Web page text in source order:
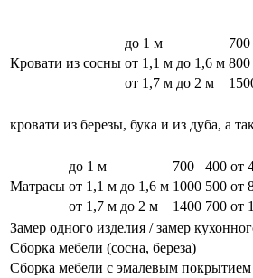
Кровати из сосны
до 1 м 700
от 1,1 м до 1,6 м 800
от 1,7 м до 2 м
кровати из березы, бука и из дуба, а
Матрасы
до 1 м 700 400 от
от 1,1 м до 1,6 м 1000 500 от
от 1,7 м до 2 м
1400 700 от
Замер одного изделия / замер
Сборка мебели (сосна, береза)
Сборка мебели с эмалевым покрытием